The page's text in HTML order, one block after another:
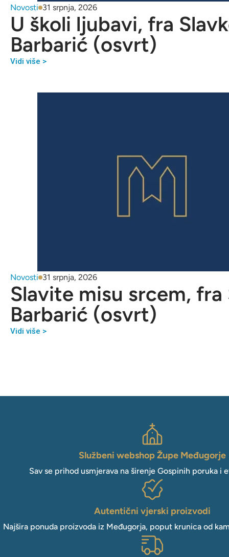
Novosti 31 srpnja, 2026
U školi ljubavi, fra
Barbarić (osvrt)
Vidi više >
Novosti 31 srpnja, 2026
Slavite misu srcem, fra
Barbarić (osvrt)
Vidi više >
Službeni webshop Župe Međugorje
Sav se prihod usmjerava na širenje Gospinih poruka i
Autentični vjerski proizvodi
Najšira ponuda proizvoda iz Međugorja, poput krunica od